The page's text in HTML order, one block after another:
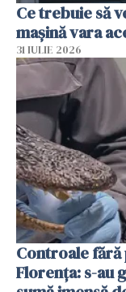
Ce trebuie să
mașină vara
31 IULIE 2026
Controale
Florența: s-au